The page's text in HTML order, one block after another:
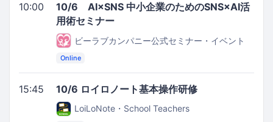
10:00
10/6 AI×SNS 中小企業のためのSNS×AI活
用術セミナー
ビーラブカンパニー公式セミナー・イベント
Online
15:45 10/6 ロイロノート基本操作研修
LoiLoNote・School Teachers